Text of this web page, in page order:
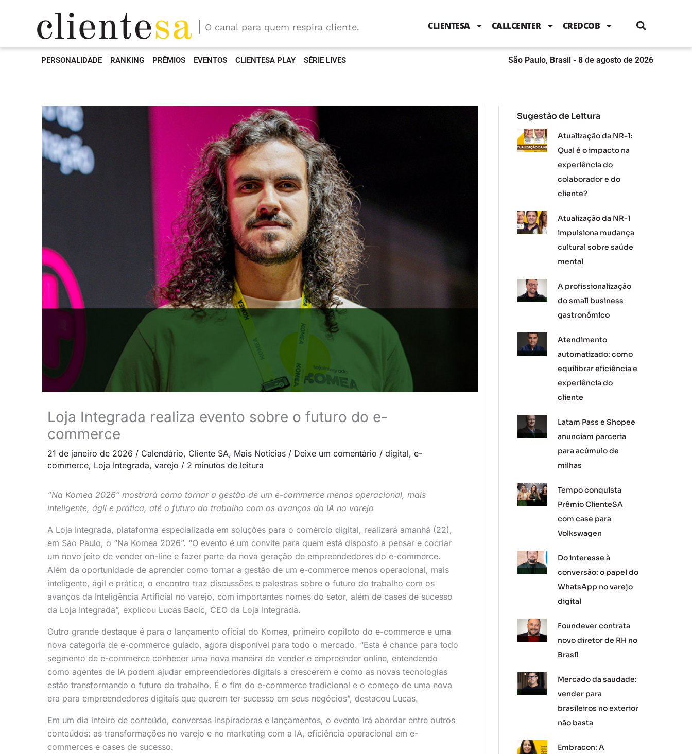
b
o
k
t
e
b
n
g
a
m
O canal para quem respira cliente. CLIENTESA CALLCENTER CREDCOB
PERSONALIDADE RANKING PRÊMIOS EVENTOS CLIENTESA PLAY SÉRIE LIVES São Paulo, Brasil - 8 de agosto de 2026
Loja Integrada realiza evento sobre o futuro do e-
commerce
21 de janeiro de 2026 / Calendário, Cliente SA, Mais Notícias / Deixe um comentário / digital, e-
commerce, Loja Integrada, varejo / 2 minutos de leitura
“Na Komea 2026″ mostrará como tornar a gestão de um e-commerce menos operacional, mais
inteligente, ágil e prática, até o futuro do trabalho com os avanços da IA no varejo
A Loja Integrada, plataforma especializada em soluções para o comércio digital, realizará amanhã (22),
em São Paulo, o “Na Komea 2026”. “O evento é um convite para quem está disposto a pensar e cocriar
um novo jeito de vender on-line e fazer parte da nova geração de empreendedores do e-commerce.
Além da oportunidade de aprender como tornar a gestão de um e-commerce menos operacional, mais
inteligente, ágil e prática, o encontro traz discussões e palestras sobre o futuro do trabalho com os
avanços da Inteligência Artificial no varejo, com importantes nomes do setor, além de cases de sucesso
da Loja Integrada”, explicou Lucas Bacic, CEO da Loja Integrada.
Outro grande destaque é para o lançamento oficial do Komea, primeiro copiloto do e-commerce e uma
nova categoria de e-commerce guiado, agora disponível para todo o mercado. “Esta é chance para todo
segmento de e-commerce conhecer uma nova maneira de vender e empreender online, entendendo
como agentes de IA podem ajudar empreendedores digitais a crescerem e como as novas tecnologias
estão transformando o futuro do trabalho. É o fim do e-commerce tradicional e o começo de uma nova
era para empreendedores digitais que querem ter sucesso em seus negócios”, destacou Lucas.
Em um dia inteiro de conteúdo, conversas inspiradoras e lançamentos, o evento irá abordar entre outros
conteúdos: as transformações no varejo e no marketing com a IA, eficiência operacional em e-
commerces e cases de sucesso.
Sugestão de Leitura
Atualização da NR-1:
Qual é o impacto na
experiência do
colaborador e do
cliente?
Atualização da NR-1
impulsiona mudança
cultural sobre saúde
mental
A profissionalização
do small business
gastronômico
Atendimento
automatizado: como
equilibrar eficiência e
experiência do
cliente
Latam Pass e Shopee
anunciam parceria
para acúmulo de
milhas
Tempo conquista
Prêmio ClienteSA
com case para
Volkswagen
Do interesse à
conversão: o papel do
WhatsApp no varejo
digital
Foundever contrata
novo diretor de RH no
Brasil
Mercado da saudade:
vender para
brasileiros no exterior
não basta
Embracon: A